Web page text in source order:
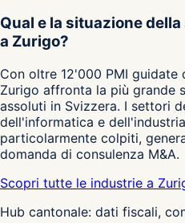
Qual e la situazione
a Zurigo?
Con oltre 12'000 PMI
Zurigo affronta la più grande
assoluti in Svizzera. I settori
dell'informatica e
particolarmente colpiti,
domanda di consulenza M&A.
Scopri tutte le industrie a
Hub cantonale: dati fiscali,